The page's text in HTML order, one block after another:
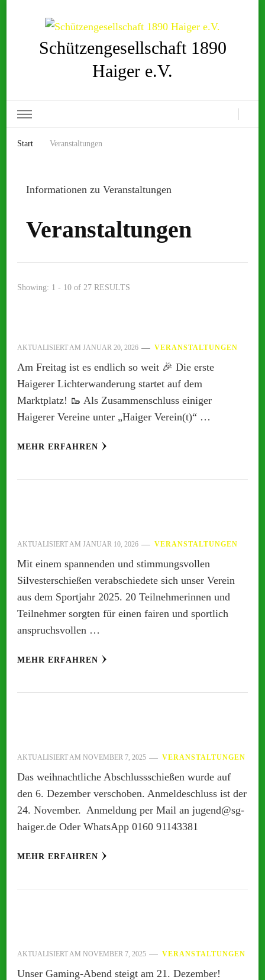
Schützengesellschaft 1890
Haiger e.V.
Start Veranstaltungen
Informationen zu Veranstaltungen
Veranstaltungen
Showing: 1 - 10 of 27 RESULTS
AKTUALISIERT AM JANUAR 20, 2026 VERANSTALTUNGEN
Am Freitag ist es endlich so weit 🎉 Die erste
Haigerer Lichterwanderung startet auf dem
Marktplatz! 🥾 Als Zusammenschluss einiger
Haigerer Vereine unter „Haiger Verein(t)“ …
MEHR ERFAHREN
AKTUALISIERT AM JANUAR 10, 2026 VERANSTALTUNGEN
Mit einem spannenden und stimmungsvollen
Silvesterschießen verabschiedete sich unser Verein
aus dem Sportjahr 2025. 20 Teilnehmerinnen und
Teilnehmer sorgten für einen fairen und sportlich
anspruchsvollen …
MEHR ERFAHREN
AKTUALISIERT AM NOVEMBER 7, 2025 VERANSTALTUNGEN
Das weihnachtliche Abschlussschießen wurde auf
den 6. Dezember verschoben. Anmeldeschluss ist der
24. November. Anmeldung per Mail an jugend@sg-
haiger.de Oder WhatsApp 0160 91143381
MEHR ERFAHREN
AKTUALISIERT AM NOVEMBER 7, 2025 VERANSTALTUNGEN
Unser Gaming-Abend steigt am 21. Dezember!